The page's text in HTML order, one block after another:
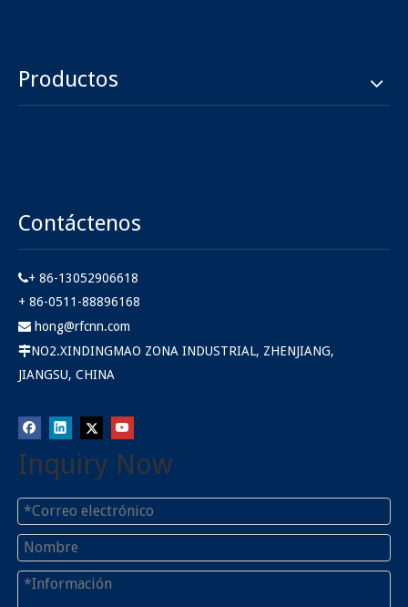
Productos
Contáctenos
+ 86-13052906618
+ 86-0511-88896168
 hong@rfcnn.com
NO2.XINDINGMAO ZONA INDUSTRIAL, ZHENJIANG,
JIANGSU, CHINA
Inquiry Now